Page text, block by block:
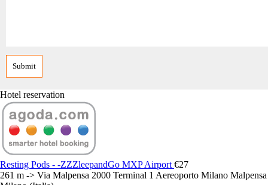
Hotel reservation
Resting Pods - -ZZZleepandGo MXP Airport €27
261 m -> Via Malpensa 2000 Terminal 1 Aereoporto Milano Malpensa